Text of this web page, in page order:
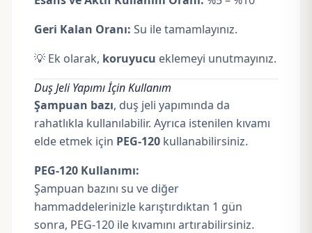
Geri Kalan Oranı: Su ile tamamlayınız.
💡 Ek olarak, koruyucu eklemeyi unutmayınız.
Duş Jeli Yapımı İçin Kullanım
Şampuan bazı, duş jeli yapımında da
rahatlıkla kullanılabilir. Ayrıca istenilen kıvamı
elde etmek için PEG-120 kullanabilirsiniz.
PEG-120 Kullanımı:
Şampuan bazını su ve diğer
hammaddelerinizle karıştırdıktan 1 gün
sonra, PEG-120 ile kıvamını artırabilirsiniz.